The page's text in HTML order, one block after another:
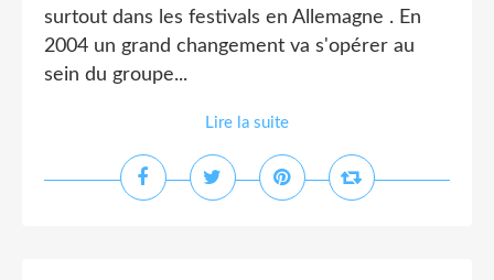
surtout dans les festivals en Allemagne . En
2004 un grand changement va s'opérer au
sein du groupe...
Lire la suite